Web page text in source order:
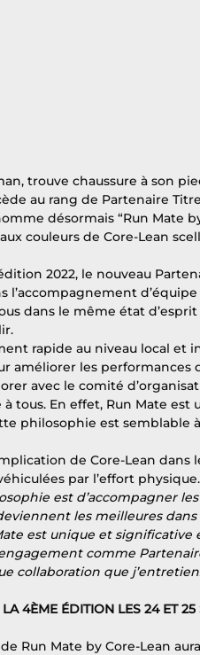
trouve chaussure à son
au rang de Partenaire
désormais “Run Mate
couleurs de Core-Lean
2022, le nouveau
l’accompagnement
dans le même état
rapide au niveau local et
améliorer les performances
avec le comité
à tous. En effet, Run Mate
philosophie est semblable
de Core-Lean
par l’effort
est d’accompagner
les meilleures
est unique et
comme
collaboration que
4ÈME ÉDITION LES 24 ET 25
Run Mate by Core-Lean